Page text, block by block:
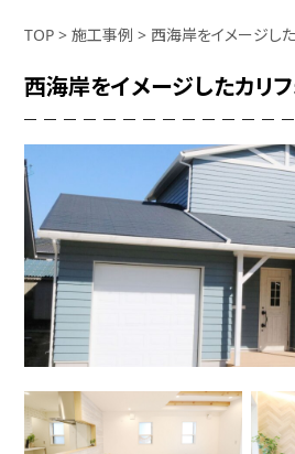
TOP >施工事例 > 西海岸をイメージし
西海岸をイメージしたカリ